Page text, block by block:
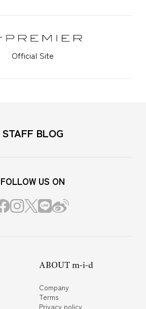
Official Site
STAFF BLOG
FOLLOW US ON
ABOUT m-i-d
Company
Terms
Privacy policy